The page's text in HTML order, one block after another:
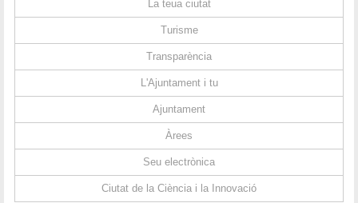
La teua ciutat
Turisme
Transparència
L'Ajuntament i tu
Ajuntament
Àrees
Seu electrònica
Ciutat de la Ciència i la Innovació